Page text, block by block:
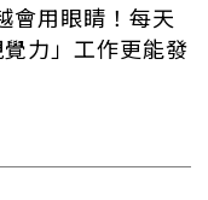
會用眼睛！每天
力」工作更能發